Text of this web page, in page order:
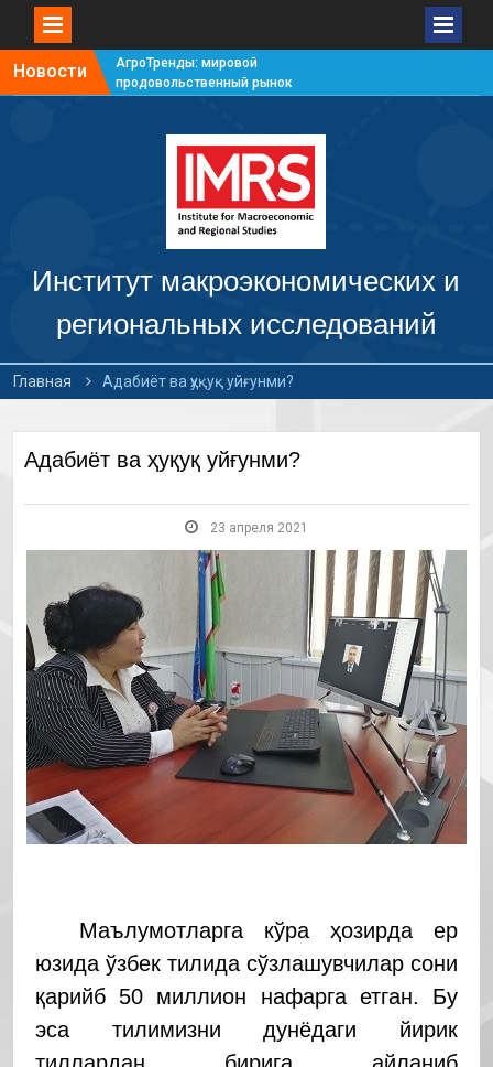
Новости
АгроТренды: мировой
продовольственный рынок
продовольственный рынок
АгроТренды: мировой
продовольственный рынок
АгроТренды: мировой
#4
Институт макроэкономических и
региональных исследований
Главная Адабиёт ва ҳуқуқ уйғунми?
Адабиёт ва ҳуқуқ уйғунми?
23 апреля 2021
Маълумотларга кўра ҳозирда ер
юзида ўзбек тилида сўзлашувчилар сони
қарийб 50 миллион нафарга етган. Бу
эса тилимизни дунёдаги йирик